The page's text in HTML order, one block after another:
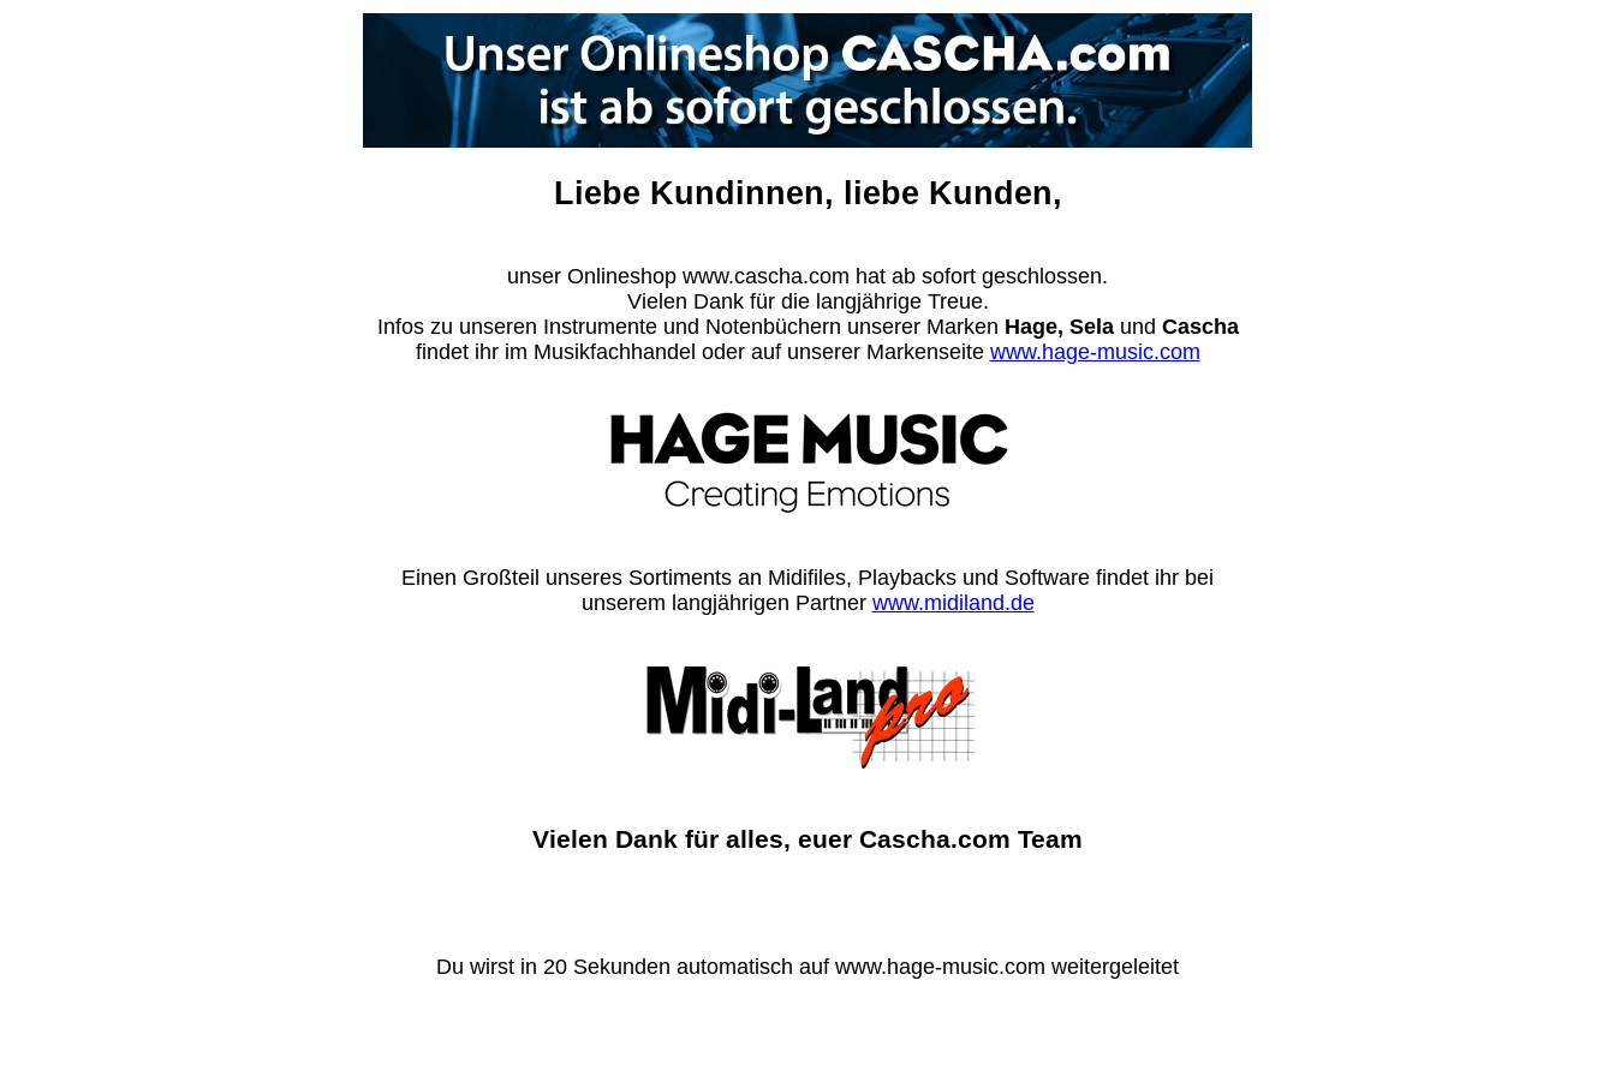
Liebe Kundinnen, liebe Kunden,
unser Onlineshop www.cascha.com hat ab sofort geschlossen.
Vielen Dank für die langjährige Treue.
Infos zu unseren Instrumente und Notenbüchern unserer Marken Hage, Selaund Cascha
findet ihr im Musikfachhandel oder auf unserer Markenseite www.hage-music.com
Einen Großteil unseres Sortiments an Midifiles, Playbacks und Software findet ihr bei
unserem langjährigen Partner www.midiland.de
Vielen Dank für alles, euer Cascha.com Team
Du wirst in 20 Sekunden automatisch auf www.hage-music.com weitergeleitet